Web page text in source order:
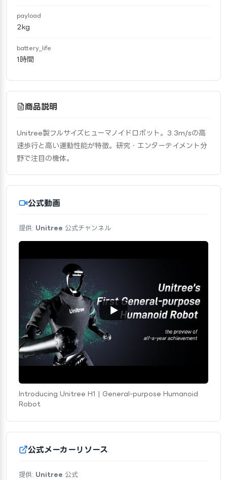
payload
2kg
battery_life
1時間
商品説明
Unitree製フルサイズヒューマノイドロボット。3.3m/sの高
速歩行と高い運動性能が特徴。研究・エンターテイメント分
野で注目の機体。
公式動画
提供: Unitree 公式チャンネル
Introducing Unitree H1 | General-purpose Humanoid
Robot
公式メーカーリソース
提供: Unitree 公式